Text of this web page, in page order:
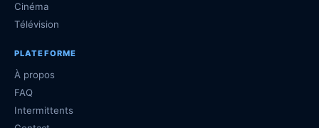
Cinéma
Télévision
PLATEFORME
À propos
FAQ
Intermittents